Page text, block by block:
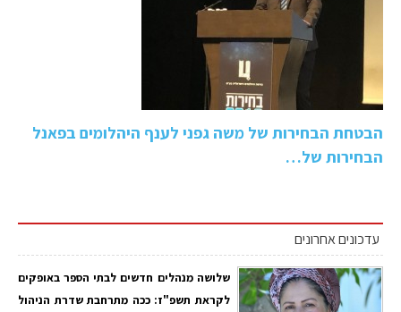
הבטחת הבחירות של משה גפני לענף היהלומים בפאנל
הבחירות של…
עדכונים אחרונים
שלושה מנהלים חדשים לבתי הספר באופקים
לקראת תשפ"ז: ככה מתרחבת שדרת הניהול